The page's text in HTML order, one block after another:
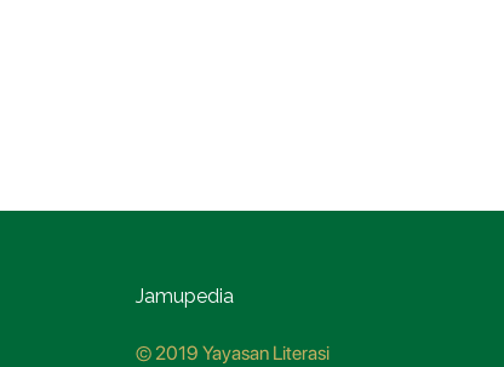
Jamupedia
© 2019 Yayasan Literasi